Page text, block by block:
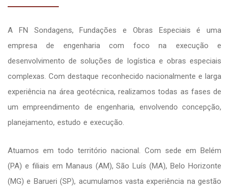
A FN Sondagens, Fundações e Obras Especiais é uma
empresa de engenharia com foco na execução e
desenvolvimento de soluções de logística e obras especiais
complexas. Com destaque reconhecido nacionalmente e larga
experiência na área geotécnica, realizamos todas as fases de
um empreendimento de engenharia, envolvendo concepção,
planejamento, estudo e execução.
Atuamos em todo território nacional. Com sede em Belém
(PA) e filiais em Manaus (AM), São Luís (MA), Belo Horizonte
(MG) e Barueri (SP), acumulamos vasta experiência na gestão